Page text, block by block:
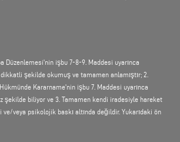
adresinden e-posta
verilerin toplanması
sitemize girmeniz durumunda teknik nedenlerle
erişir. Bu sırada, diğerlerinin yanı sıra erişimin tarihi
Düzenlemesi'nin işbu 7-8-9. Maddesi uyarınca
dikkatli şekilde okumuş ve tamamen anlamıştır; 2.
Kararname'nin işbu 7. Maddesi uyarınca
şekilde biliyor ve 3. Tamamen kendi iradesiyle hareket
veya psikolojik baskı altında değildir. Yukarıdaki ön